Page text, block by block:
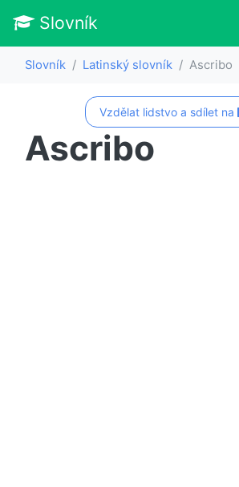
Slovník
Slovník Latinský slovník Ascribo
Vzdělat lidstvo a sdílet na
Ascribo